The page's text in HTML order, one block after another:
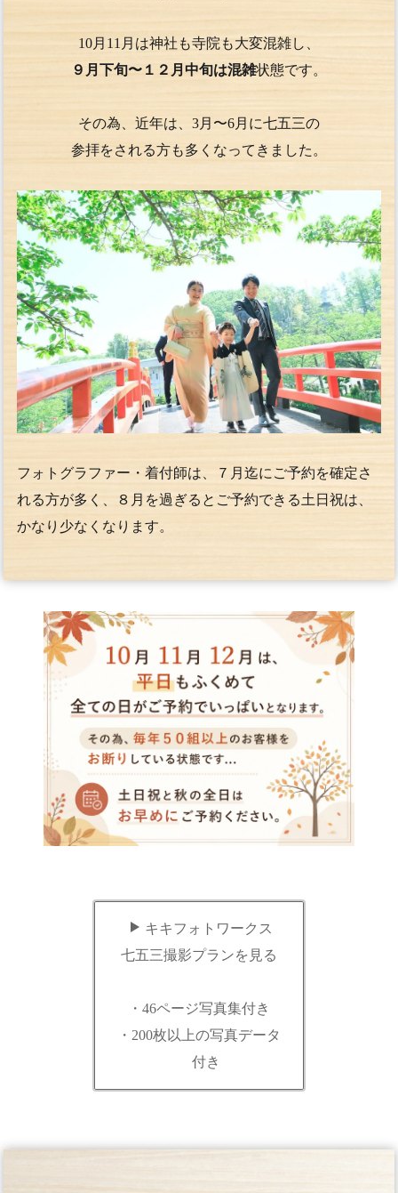
10月11月は神社も寺院も大変混雑し、
９月下旬〜１２月中旬は混雑状態です。
その為、近年は、3月〜6月に七五三の
参拝をされる方も多くなってきました。
フォトグラファー・着付師は、７月迄にご予約を確定さ
れる方が多く、８月を過ぎるとご予約できる土日祝は、
かなり少なくなります。
キキフォトワークス
七五三撮影プランを見る
・46ページ写真集付き
・200枚以上の写真データ
付き